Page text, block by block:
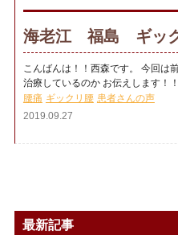
海老江 福島 ギッ
こんばんは！！西森です。 今回は
治療しているのか お伝えします！
腰痛 ギックリ腰 患者さんの声
2019.09.27
最新記事